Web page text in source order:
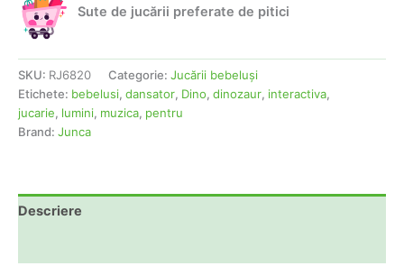
Sute de jucării preferate de pitici
SKU: RJ6820 Categorie: Jucării bebeluşi
Etichete: bebelusi, dansator, Dino, dinozaur, interactiva,
jucarie, lumini, muzica, pentru
Brand: Junca
Descriere